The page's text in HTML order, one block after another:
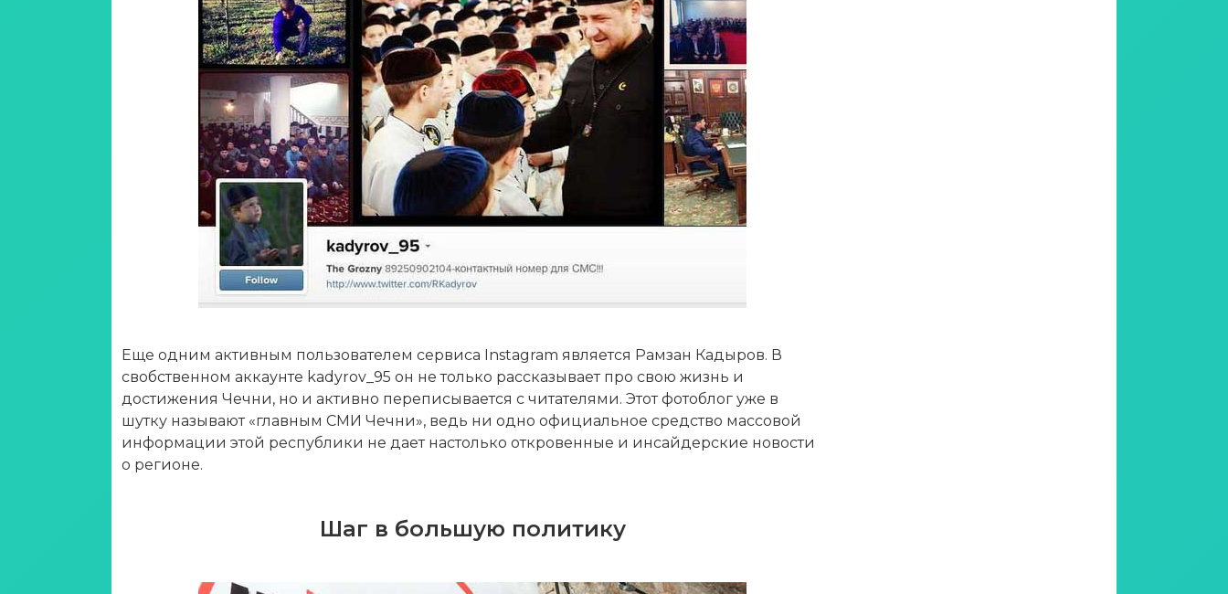
Еще одним активным пользователем сервиса Instagram является Рамзан Кадыров. В
свобственном аккаунте kadyrov_95 он не только рассказывает про свою жизнь и
достижения Чечни, но и активно переписывается с читателями. Этот фотоблог уже в
шутку называют «главным СМИ Чечни», ведь ни одно официальное средство массовой
информации этой республики не дает настолько откровенные и инсайдерские новости
о регионе.
Шаг в большую политику